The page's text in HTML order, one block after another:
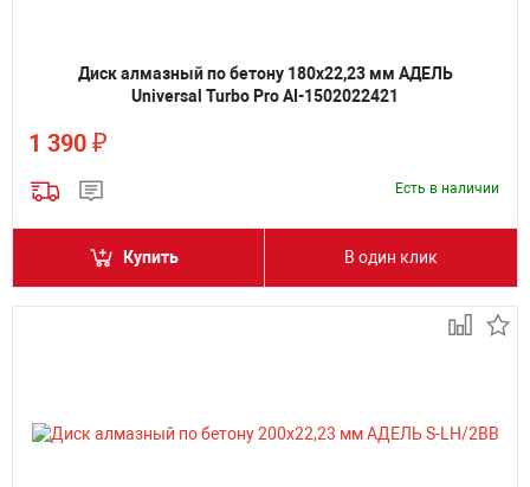
Диск алмазный по бетону 180х22,23 мм АДЕЛЬ
Universal Turbo Pro AI-1502022421
1 390 ₽
Есть в наличии
Купить В один клик